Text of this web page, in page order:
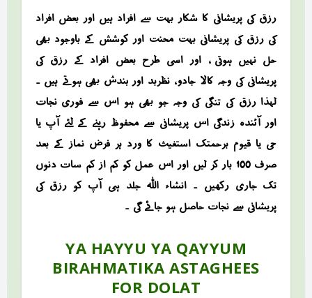
رزق کی پریشانی کا شکار بہت سے افراد ہیں اور بعض افراد
کی رزق کی پریشانی بہت محنت اور کوشش کے باوجود بھی
حل نہیں ہوتی ، اور اسی طرح بعض افراد کے رزق کی
پریشانی کی وجہ کالا جادو ، نظربد اور بندش بھی ہوتے ہیں ۔
لہذا رزق کی تنگی کی وجہ جو بھی ہو اس سے فوری نجات
اور آئندہ زندگی اس پریشانی سے محفوظ رہنے کے لئے آپ یا
حی یا قیوم برحمتک استغیث کا ورد ہر فرض نماز کے بعد
صرف 100 بار کر لیں اور اس عمل کو کم از کم سات دنوں
تک جاری رکھیں ۔ انشاء اللہ جلد ہی آپ کو رزق کی
پریشانی سے نجات حاصل ہو جائے گی ۔
YA HAYYU YA QAYYUM
BIRAHMATIKA ASTAGHEES
FOR DOLAT